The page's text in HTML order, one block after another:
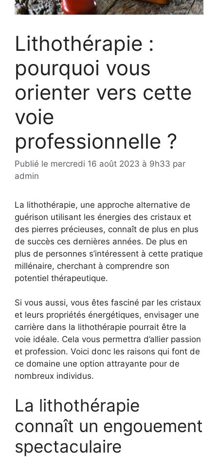
Lithothérapie :
pourquoi vous
orienter vers cette
voie
professionnelle ?
Publié le mercredi 16 août 2023 à 9h33 par
admin
La lithothérapie, une approche alternative de
guérison utilisant les énergies des cristaux et
des pierres précieuses, connaît de plus en plus
de succès ces dernières années. De plus en
plus de personnes s’intéressent à cette pratique
millénaire, cherchant à comprendre son
potentiel thérapeutique.
Si vous aussi, vous êtes fasciné par les cristaux
et leurs propriétés énergétiques, envisager une
carrière dans la lithothérapie pourrait être la
voie idéale. Cela vous permettra d’allier passion
et profession. Voici donc les raisons qui font de
ce domaine une option attrayante pour de
nombreux individus.
La lithothérapie
connaît un engouement
spectaculaire